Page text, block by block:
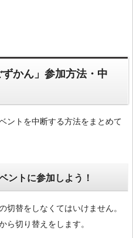
ずかん」参加方法・中
ントを中断する方法をまとめて
ントに参加しよう！
切替をしなくてはいけません。
ら切り替えをします。